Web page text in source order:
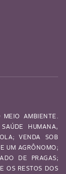
AMBIENTE.
HUMANA,
VENDA SOB
UM AGRÔNOMO;
DE PRAGAS;
OS RESTOS DOS